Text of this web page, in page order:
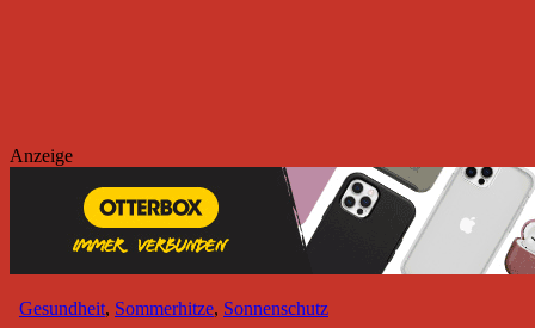
Anzeige
Gesundheit, Sommerhitze, Sonnenschutz